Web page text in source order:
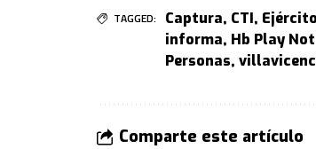
TAGGED: Captura, CTI,
informa, Hb Play
Personas,
Comparte este artículo